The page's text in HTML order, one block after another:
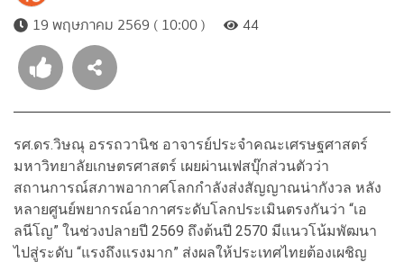
19 พฤษภาคม 2569 ( 10:00 )
44
รศ.ดร.วิษณุ อรรถวานิช อาจารย์ประจำคณะเศรษฐศาสตร์
มหาวิทยาลัยเกษตรศาสตร์ เผยผ่านเฟสบุ๊กส่วนตัวว่า
สถานการณ์สภาพอากาศโลกกำลังส่งสัญญาณน่ากังวล หลัง
หลายศูนย์พยากรณ์อากาศระดับโลกประเมินตรงกันว่า “เอ
ลนีโญ” ในช่วงปลายปี 2569 ถึงต้นปี 2570 มีแนวโน้มพัฒนา
ไปสู่ระดับ “แรงถึงแรงมาก” ส่งผลให้ประเทศไทยต้องเผชิญ